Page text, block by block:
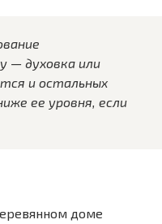
— духовка или
и остальных
ее уровня, если
доме